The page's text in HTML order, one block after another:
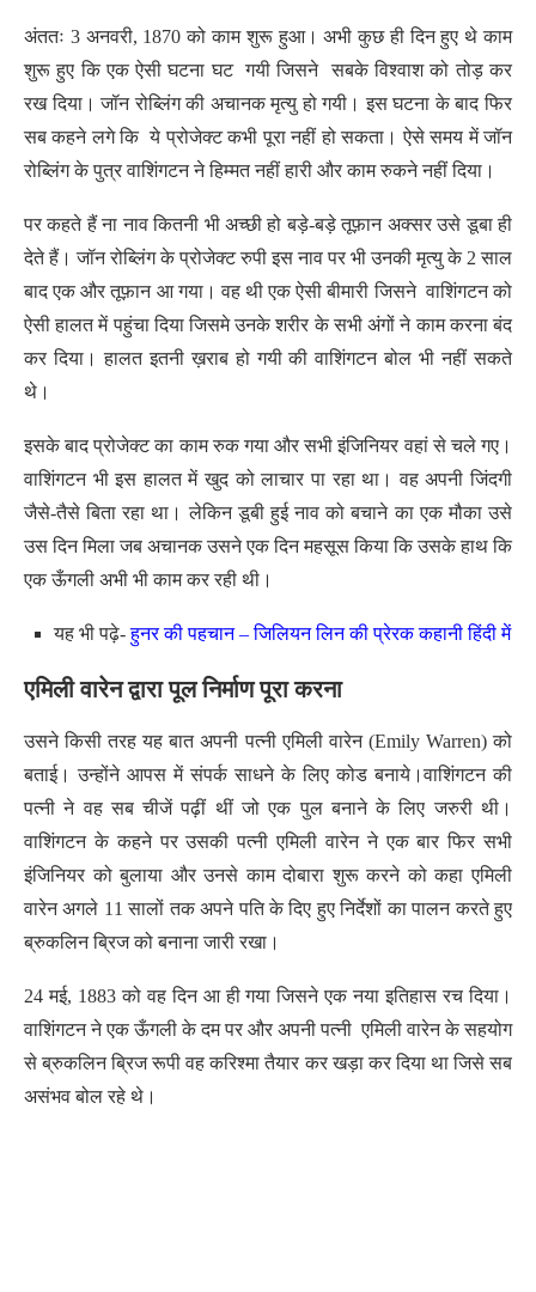
अंततः 3 अनवरी, 1870 को काम शुरू हुआ। अभी कुछ ही दिन हुए थे काम
शुरू हुए कि एक ऐसी घटना घट गयी जिसने सबके विश्वाश को तोड़ कर
रख दिया। जॉन रोब्लिंग की अचानक मृत्यु हो गयी। इस घटना के बाद फिर
सब कहने लगे कि ये प्रोजेक्ट कभी पूरा नहीं हो सकता। ऐसे समय में जॉन
रोब्लिंग के पुत्र वाशिंगटन ने हिम्मत नहीं हारी और काम रुकने नहीं दिया।
पर कहते हैं ना नाव कितनी भी अच्छी हो बड़े-बड़े तूफ़ान अक्सर उसे डूबा ही
देते हैं। जॉन रोब्लिंग के प्रोजेक्ट रुपी इस नाव पर भी उनकी मृत्यु के 2 साल
बाद एक और तूफ़ान आ गया। वह थी एक ऐसी बीमारी जिसने वाशिंगटन को
ऐसी हालत में पहुंचा दिया जिसमे उनके शरीर के सभी अंगों ने काम करना बंद
कर दिया। हालत इतनी ख़राब हो गयी की वाशिंगटन बोल भी नहीं सकते
थे।
इसके बाद प्रोजेक्ट का काम रुक गया और सभी इंजिनियर वहां से चले गए।
वाशिंगटन भी इस हालत में खुद को लाचार पा रहा था। वह अपनी जिंदगी
जैसे-तैसे बिता रहा था। लेकिन डूबी हुई नाव को बचाने का एक मौका उसे
उस दिन मिला जब अचानक उसने एक दिन महसूस किया कि उसके हाथ कि
एक ऊँगली अभी भी काम कर रही थी।
यह भी पढ़े-हुनर की पहचान – जिलियन लिन की प्रेरक कहानी हिंदी में
एमिली वारेन द्वारा पूल निर्माण पूरा करना
उसने किसी तरह यह बात अपनी पत्नी एमिली वारेन (Emily Warren) को
बताई। उन्होंने आपस में संपर्क साधने के लिए कोड बनाये।वाशिंगटन की
पत्नी ने वह सब चीजें पढ़ीं थीं जो एक पुल बनाने के लिए जरुरी थी।
वाशिंगटन के कहने पर उसकी पत्नी एमिली वारेन ने एक बार फिर सभी
इंजिनियर को बुलाया और उनसे काम दोबारा शुरू करने को कहा एमिली
वारेन अगले 11 सालों तक अपने पति के दिए हुए निर्देशों का पालन करते हुए
ब्रुकलिन ब्रिज को बनाना जारी रखा।
24 मई, 1883 को वह दिन आ ही गया जिसने एक नया इतिहास रच दिया।
वाशिंगटन ने एक ऊँगली के दम पर और अपनी पत्नी एमिली वारेन के सहयोग
से ब्रुकलिन ब्रिज रूपी वह करिश्मा तैयार कर खड़ा कर दिया था जिसे सब
असंभव बोल रहे थे।